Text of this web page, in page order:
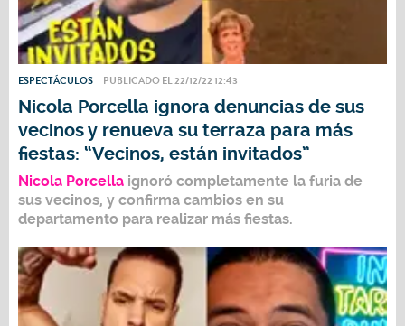
ESPECTÁCULOS PUBLICADO EL 22/12/22 12:43
Nicola Porcella ignora denuncias de sus
vecinos y renueva su terraza para más
fiestas: “Vecinos, están invitados”
Nicola Porcella ignoró completamente la furia de
sus vecinos, y confirma cambios en su
departamento para realizar más fiestas.